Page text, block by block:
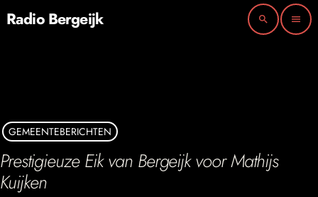
Radio Bergeijk search menu
GEMEENTEBERICHTEN
Prestigieuze Eik van Bergeijk voor Mathijs
Kuijken